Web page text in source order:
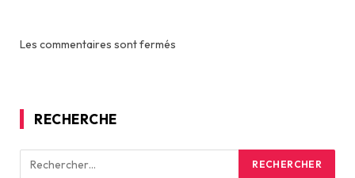
Les commentaires sont fermés
RECHERCHE